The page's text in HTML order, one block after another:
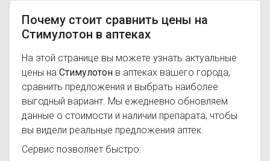
Почему стоит сравнить цены на
Стимулотон в аптеках
На этой странице вы можете узнать актуальные
цены на Стимулотон в аптеках вашего города,
сравнить предложения и выбрать наиболее
выгодный вариант. Мы ежедневно обновляем
данные о стоимости и наличии препарата, чтобы
вы видели реальные предложения аптек.
Сервис позволяет быстро: